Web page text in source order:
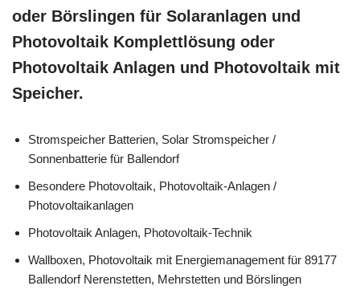
oder Börslingen für Solaranlagen und
Photovoltaik Komplettlösung oder
Photovoltaik Anlagen und Photovoltaik mit
Speicher.
Stromspeicher Batterien, Solar Stromspeicher /
Sonnenbatterie für Ballendorf
Besondere Photovoltaik, Photovoltaik-Anlagen /
Photovoltaikanlagen
Photovoltaik Anlagen, Photovoltaik-Technik
Wallboxen, Photovoltaik mit Energiemanagement für 89177
Ballendorf Nerenstetten, Mehrstetten und Börslingen